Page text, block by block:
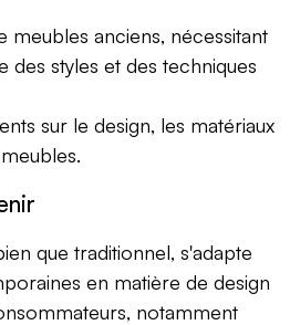
meubles anciens, nécessitant
des styles et des techniques
sur le design, les matériaux
que traditionnel, s'adapte
en matière de design
notamment